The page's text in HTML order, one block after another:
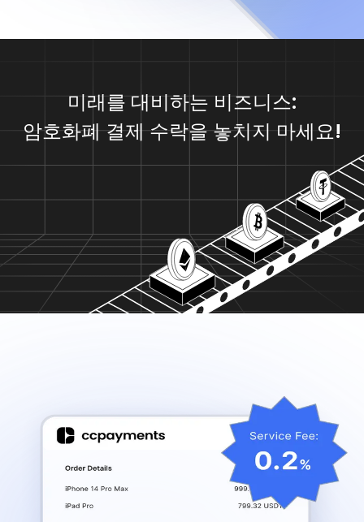
미래를 대비하는 비즈니스:
암호화폐 결제 수락을 놓치지 마세요!